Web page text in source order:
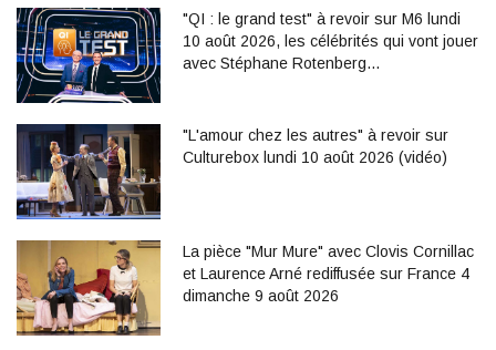
"QI : le grand test" à revoir sur M6 lundi
10 août 2026, les célébrités qui vont jouer
avec Stéphane Rotenberg…
"L'amour chez les autres" à revoir sur
Culturebox lundi 10 août 2026 (vidéo)
La pièce "Mur Mure" avec Clovis Cornillac
et Laurence Arné rediffusée sur France 4
dimanche 9 août 2026